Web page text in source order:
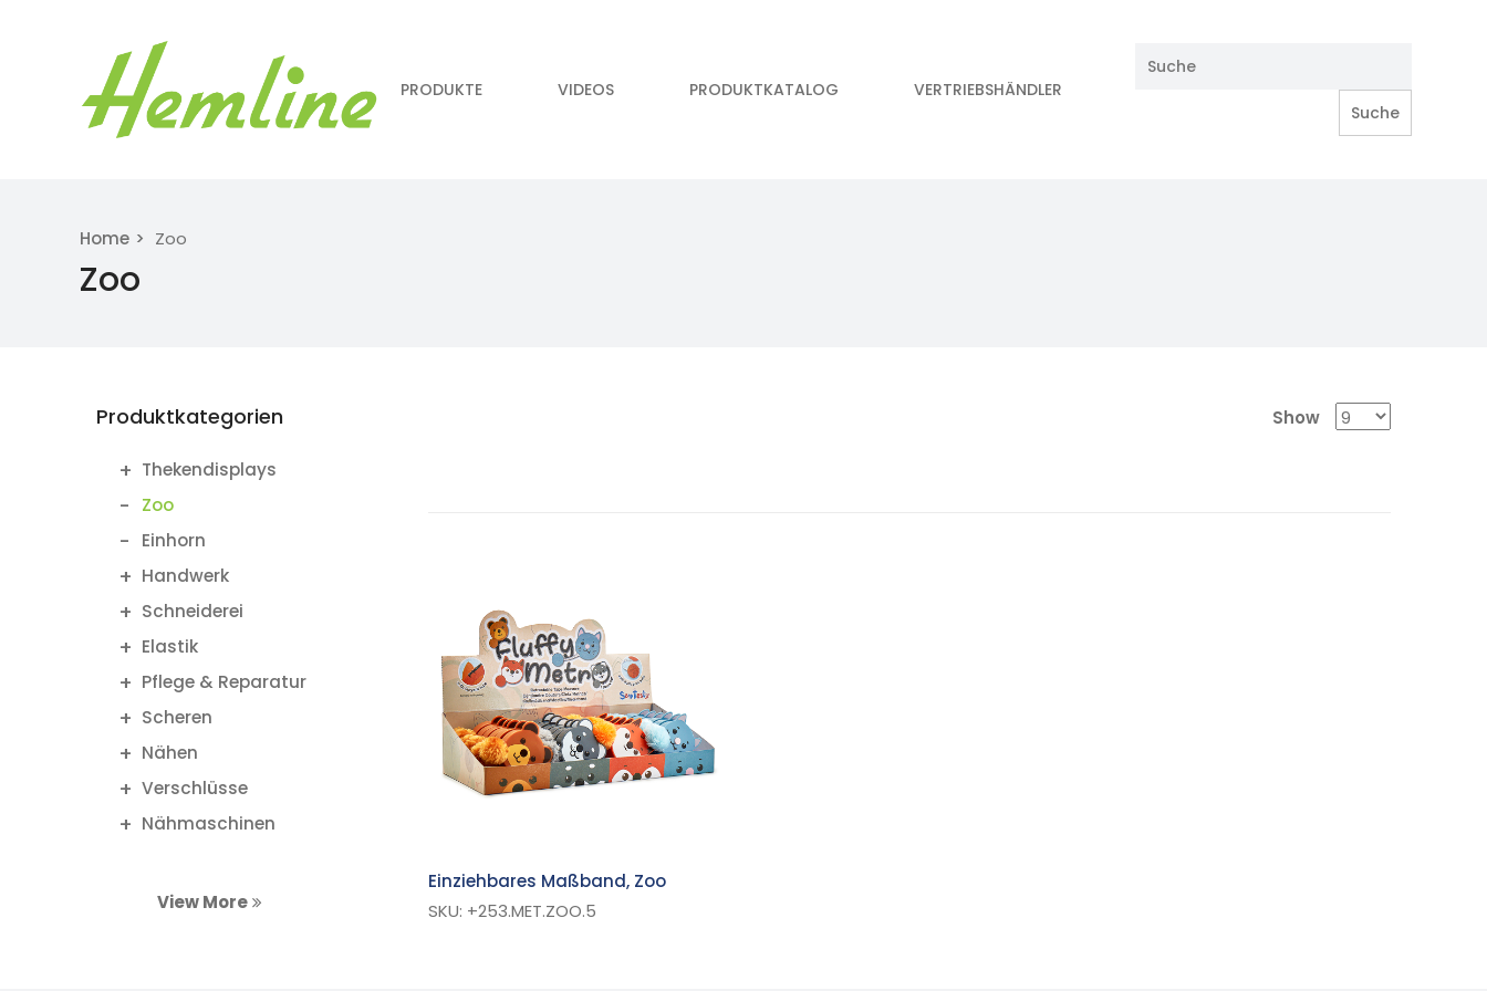
PRODUKTE VIDEOS PRODUKTKATALOG VERTRIEBSHÄNDLER
Home Zoo
Zoo
Produktkategorien
Thekendisplays
Zoo
Einhorn
Handwerk
Schneiderei
Elastik
Pflege & Reparatur
Scheren
Nähen
Verschlüsse
Nähmaschinen
View More
Show
Einziehbares Maßband, Zoo
SKU: +253.MET.ZOO.5